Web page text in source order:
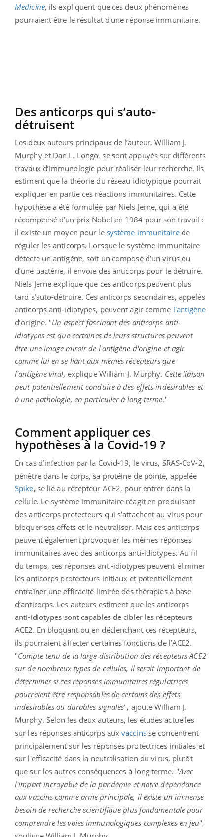
Medicine, ils expliquent que ces deux phénomènes
pourraient être le résultat d’une réponse immunitaire.
Des anticorps qui s’auto-
détruisent
Les deux auteurs principaux de l’auteur, William J.
Murphy et Dan L. Longo, se sont appuyés sur différents
travaux d’immunologie pour réaliser leur recherche. Ils
estiment que la théorie du réseau idiotypique pourrait
expliquer en partie ces réactions immunitaires. Cette
hypothèse a été formulée par Niels Jerne, qui a été
récompensé d’un prix Nobel en 1984 pour son travail :
il existe un moyen pour le système immunitairede
réguler les anticorps. Lorsque le système immunitaire
détecte un antigène, soit un composé d’un virus ou
d’une bactérie, il envoie des anticorps pour le détruire.
Niels Jerne explique que ces anticorps peuvent plus
tard s’auto-détruire. Ces anticorps secondaires, appelés
anticorps anti-idiotypes, peuvent agir comme l'antigène
d’origine. "Un aspect fascinant des anticorps anti-
idiotypes est que certaines de leurs structures peuvent
être une image miroir de l'antigène d'origine et agir
comme lui en se liant aux mêmes récepteurs que
l'antigène viral, explique William J. Murphy. Cette liaison
peut potentiellement conduire à des effets indésirables et
à une pathologie, en particulier à long terme."
Comment appliquer ces
hypothèses à la Covid-19 ?
En cas d’infection par la Covid-19, le virus, SRAS-CoV-2,
pénètre dans le corps, sa protéine de pointe, appelée
Spike, se lie au récepteur ACE2, pour entrer dans la
cellule. Le système immunitaire réagit en produisant
des anticorps protecteurs qui s’attachent au virus pour
bloquer ses effets et le neutraliser. Mais ces anticorps
peuvent également provoquer les mêmes réponses
immunitaires avec des anticorps anti-idiotypes. Au fil
du temps, ces réponses anti-idiotypes peuvent éliminer
les anticorps protecteurs initiaux et potentiellement
entraîner une efficacité limitée des thérapies à base
d’anticorps. Les auteurs estiment que les anticorps
anti-idiotypes sont capables de cibler les récepteurs
ACE2. En bloquant ou en déclenchant ces récepteurs,
ils pourraient affecter certaines fonctions de l’ACE2.
"Compte tenu de la large distribution des récepteurs ACE2
sur de nombreux types de cellules, il serait important de
déterminer si ces réponses immunitaires régulatrices
pourraient être responsables de certains des effets
indésirables ou durables signalés", ajouté William J.
Murphy. Selon les deux auteurs, les études actuelles
sur les réponses anticorps auxvaccinsse concentrent
principalement sur les réponses protectrices initiales et
sur l'efficacité dans la neutralisation du virus, plutôt
que sur les autres conséquences à long terme. "Avec
l'impact incroyable de la pandémie et notre dépendance
aux vaccins comme arme principale, il existe un immense
besoin de recherche scientifique plus fondamentale pour
comprendre les voies immunologiques complexes en jeu",